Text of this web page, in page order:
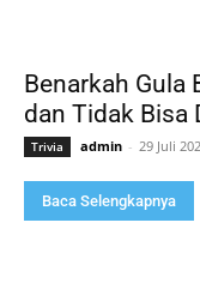
Benarkah
dan Tidak Bisa
Trivia admin - 29 Juli
Baca Selengkapnya